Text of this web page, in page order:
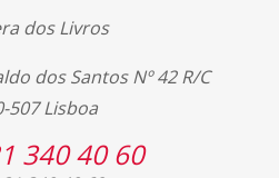
dos Livros
dos Santos Nº 42 R/C
507 Lisboa
340 40 60